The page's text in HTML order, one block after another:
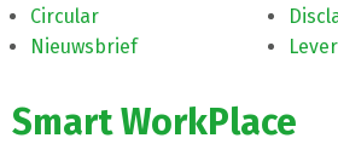
Circular
Nieuwsbrief
Smart WorkPlace